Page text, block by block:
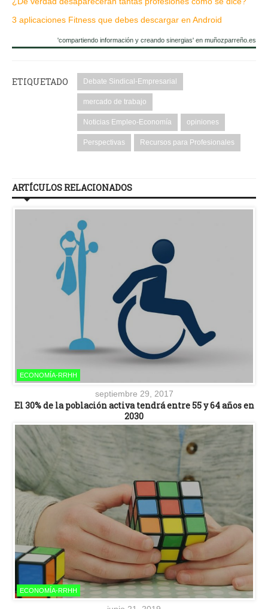
3 aplicaciones Fitness que debes descargar en Android
'compartiendo información y creando sinergias' en muñozparreño.es
ETIQUETADO Debate Sindical-Empresarial
mercado de trabajo
Noticias Empleo-Economía opiniones
Perspectivas Recursos para Profesionales
ARTÍCULOS RELACIONADOS
ECONOMÍA-RRHH
septiembre 29, 2017
El 30% de la población activa tendrá entre 55 y 64 años en
2030
ECONOMÍA-RRHH